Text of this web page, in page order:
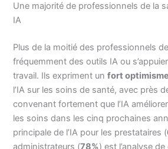
Une majorité de professionnels de la
IA
Plus de la moitié des professionnels
fréquemment des outils IA ou
travail. Ils expriment unfort optimisme
l’IA sur les soins de santé, avec près
convenant fortement que l’IA
les soins dans les cinq prochaines
principale de l’IA pour les prestataires (
administrateurs (78%) est l’analyse